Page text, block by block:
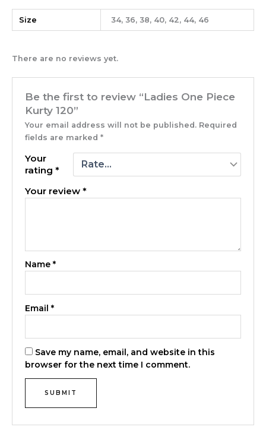
Size 34, 36, 38, 40, 42, 44, 46
There are no reviews yet.
Be the first to review “Ladies One Piece
Kurty 120”
Your email address will not be published. Required
fields are marked*
Your
rating*
Your review*
Name*
Email*
Save my name, email, and website in this
browser for the next time I comment.